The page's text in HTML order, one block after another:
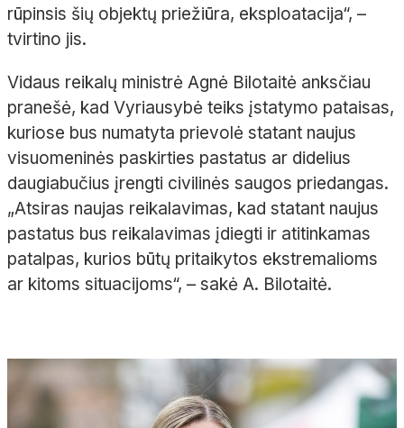
rūpinsis šių objektų priežiūra, eksploatacija“, –
tvirtino jis.
Vidaus reikalų ministrė Agnė Bilotaitė anksčiau
pranešė, kad Vyriausybė teiks įstatymo pataisas,
kuriose bus numatyta prievolė statant naujus
visuomeninės paskirties pastatus ar didelius
daugiabučius įrengti civilinės saugos priedangas.
„Atsiras naujas reikalavimas, kad statant naujus
pastatus bus reikalavimas įdiegti ir atitinkamas
patalpas, kurios būtų pritaikytos ekstremalioms
ar kitoms situacijoms“, – sakė A. Bilotaitė.